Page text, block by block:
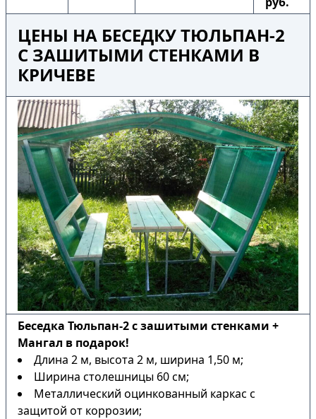
ЦЕНЫ НА БЕСЕДКУ ТЮЛЬПАН-2
С ЗАШИТЫМИ СТЕНКАМИ В
КРИЧЕВЕ
Беседка Тюльпан-2 с зашитыми стенками +
Мангал в подарок!
Длина 2 м, высота 2 м, ширина 1,50 м;
Ширина столешницы 60 см;
Металлический оцинкованный каркас с
защитой от коррозии;